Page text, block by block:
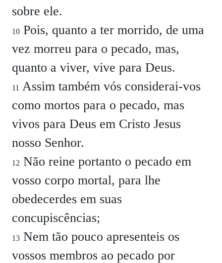
sobre ele.
10 Pois, quanto a ter morrido, de uma
vez morreu para o pecado, mas,
quanto a viver, vive para Deus.
11 Assim também vós considerai-vos
como mortos para o pecado, mas
vivos para Deus em Cristo Jesus
nosso Senhor.
12 Não reine portanto o pecado em
vosso corpo mortal, para lhe
obedecerdes em suas
concupiscências;
13 Nem tão pouco apresenteis os
vossos membros ao pecado por